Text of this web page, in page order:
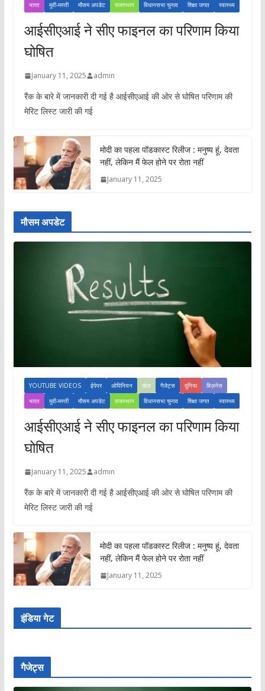
भारत
मूवी-मस्ती मौसम अपडेट राजस्थान विधानसभा चुनाव शिक्षा जगत स्वास्थ्य
आईसीएआई ने सीए फाइनल का परिणाम किया
घोषित
January 11, 2025 admin
रैंक के बारे में जानकारी दी गई है आईसीएआई की ओर से घोषित परिणाम की
मेरिट लिस्ट जारी की गई
मोदी का पहला पॉडकास्ट रिलीज : मनुष्य हूं, देवता
नहीं, लेकिन मैं फेल होने पर रोता नहीं
January 11, 2025
मौसम अपडेट
YOUTUBE VIDEOS ईपेपर ओपिनियन खेल गैजेट्स दुनिया
बिज़नेस
भारत
मूवी-मस्ती मौसम अपडेट राजस्थान विधानसभा चुनाव शिक्षा जगत स्वास्थ्य
आईसीएआई ने सीए फाइनल का परिणाम किया
घोषित
January 11, 2025 admin
रैंक के बारे में जानकारी दी गई है आईसीएआई की ओर से घोषित परिणाम की
मेरिट लिस्ट जारी की गई
मोदी का पहला पॉडकास्ट रिलीज : मनुष्य हूं, देवता
नहीं, लेकिन मैं फेल होने पर रोता नहीं
January 11, 2025
इंडिया गेट
गैजेट्स